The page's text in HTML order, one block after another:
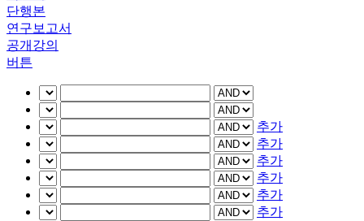
단행본
연구보고서
공개강의
버튼
추가
추가
추가
추가
추가
추가